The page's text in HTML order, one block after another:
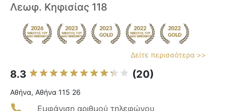
Λεωφ. Κηφισίας 118
Δείτε περισσότερα >>
8.3 (20)
Αθήνα, Αθήνα 115 26
Εμφάνιση αριθμού τηλεφώνου